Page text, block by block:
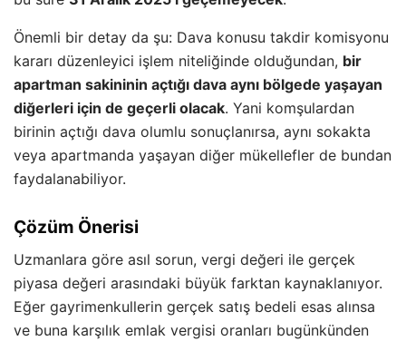
Önemli bir detay da şu: Dava konusu takdir komisyonu
kararı düzenleyici işlem niteliğinde olduğundan, bir
apartman sakininin açtığı dava aynı bölgede yaşayan
diğerleri için de geçerli olacak. Yani komşulardan
birinin açtığı dava olumlu sonuçlanırsa, aynı sokakta
veya apartmanda yaşayan diğer mükellefler de bundan
faydalanabiliyor.
Çözüm Önerisi
Uzmanlara göre asıl sorun, vergi değeri ile gerçek
piyasa değeri arasındaki büyük farktan kaynaklanıyor.
Eğer gayrimenkullerin gerçek satış bedeli esas alınsa
ve buna karşılık emlak vergisi oranları bugünkünden